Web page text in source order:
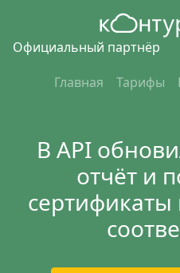
Официальный партнёр
Главная
Тарифы
В API
отчёт и